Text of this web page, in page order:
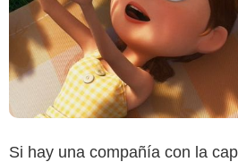
Si hay una compañía con la